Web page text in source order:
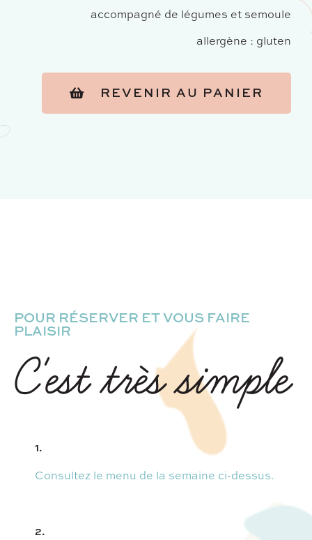
accompagné de légumes et semoule
allergène : gluten
REVENIR AU PANIER
POUR RÉSERVER ET VOUS FAIRE
PLAISIR
C'est très simple
1.
Consultez le menu de la semaine ci-dessus.
2.